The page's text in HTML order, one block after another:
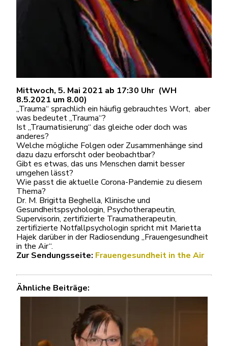
Mittwoch, 5. Mai 2021 ab 17:30 Uhr (WH
8.5.2021 um 8.00)
„Trauma“ sprachlich ein häufig gebrauchtes Wort, aber
was bedeutet „Trauma“?
Ist „Traumatisierung“ das gleiche oder doch was
anderes?
Welche mögliche Folgen oder Zusammenhänge sind
dazu dazu erforscht oder beobachtbar?
Gibt es etwas, das uns Menschen damit besser
umgehen lässt?
Wie passt die aktuelle Corona-Pandemie zu diesem
Thema?
Dr. M. Brigitta Beghella, Klinische und
Gesundheitspsychologin, Psychotherapeutin,
Supervisorin, zertifizierte Traumatherapeutin,
zertifizierte Notfallpsychologin spricht mit Marietta
Hajek darüber in der Radiosendung „Frauengesundheit
in the Air“.
Zur Sendungsseite: Frauengesundheit in the Air
Ähnliche Beiträge: